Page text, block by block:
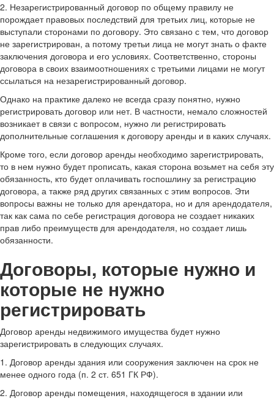
2. Незарегистрированный договор по общему правилу не
порождает правовых последствий для третьих лиц, которые не
выступали сторонами по договору. Это связано с тем, что договор
не зарегистрирован, а потому третьи лица не могут знать о факте
заключения договора и его условиях. Соответственно, стороны
договора в своих взаимоотношениях с третьими лицами не могут
ссылаться на незарегистрированный договор.
Однако на практике далеко не всегда сразу понятно, нужно
регистрировать договор или нет. В частности, немало сложностей
возникает в связи с вопросом, нужно ли регистрировать
дополнительные соглашения к договору аренды и в каких случаях.
Кроме того, если договор аренды необходимо зарегистрировать,
то в нем нужно будет прописать, какая сторона возьмет на себя эту
обязанность, кто будет оплачивать госпошлину за регистрацию
договора, а также ряд других связанных с этим вопросов. Эти
вопросы важны не только для арендатора, но и для арендодателя,
так как сама по себе регистрация договора не создает никаких
прав либо преимуществ для арендодателя, но создает лишь
обязанности.
Договоры, которые нужно и
которые не нужно
регистрировать
Договор аренды недвижимого имущества будет нужно
зарегистрировать в следующих случаях.
1. Договор аренды здания или сооружения заключен на срок не
менее одного года (п. 2 ст. 651 ГК РФ).
2. Договор аренды помещения, находящегося в здании или